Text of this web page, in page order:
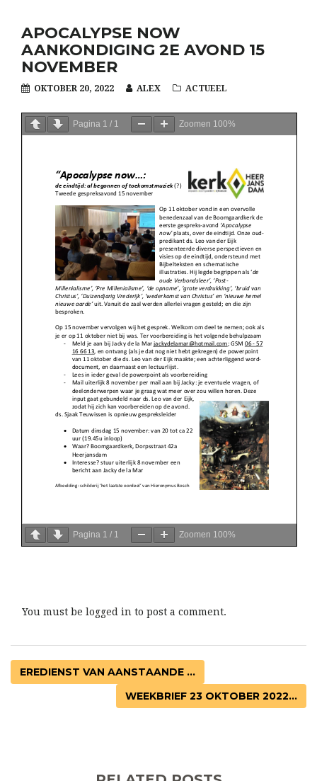
APOCALYPSE NOW
AANKONDIGING 2E AVOND 15
NOVEMBER
OKTOBER 20, 2022 ALEX ACTUEEL
Pagina 1 / 1 Zoomen 100%
Pagina 1 / 1 Zoomen 100%
You must be logged in to post a comment.
EREDIENST VAN AANSTAANDE ...
WEEKBRIEF 23 OKTOBER 2022...